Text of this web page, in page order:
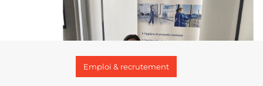
Emploi & recrutement